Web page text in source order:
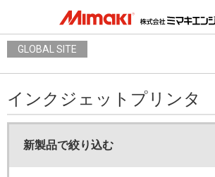
GLOBAL SITE
インクジェットプリンタ
新製品で絞り込む